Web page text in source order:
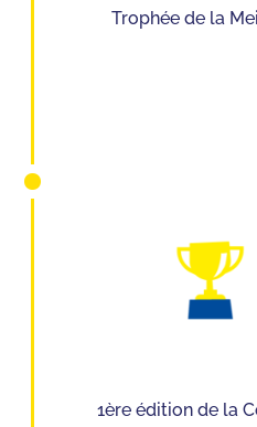
Trophée de la
1ère édition de la